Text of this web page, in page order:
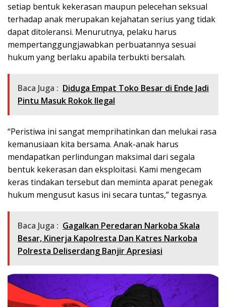
setiap bentuk kekerasan maupun pelecehan seksual
terhadap anak merupakan kejahatan serius yang tidak
dapat ditoleransi. Menurutnya, pelaku harus
mempertanggungjawabkan perbuatannya sesuai
hukum yang berlaku apabila terbukti bersalah.
Baca Juga : Diduga Empat Toko Besar di Ende Jadi
Pintu Masuk Rokok Ilegal
“Peristiwa ini sangat memprihatinkan dan melukai rasa
kemanusiaan kita bersama. Anak-anak harus
mendapatkan perlindungan maksimal dari segala
bentuk kekerasan dan eksploitasi. Kami mengecam
keras tindakan tersebut dan meminta aparat penegak
hukum mengusut kasus ini secara tuntas,” tegasnya.
Baca Juga : Gagalkan Peredaran Narkoba Skala
Besar, Kinerja Kapolresta Dan Katres Narkoba
Polresta Deliserdang Banjir Apresiasi